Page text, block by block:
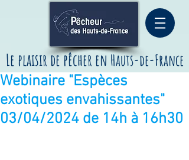
Le plaisir de pêcher en Hauts-de-France
Webinaire "Espèces
exotiques envahissantes"
03/04/2024 de 14h à 16h30